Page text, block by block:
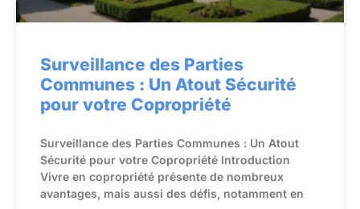
Surveillance des Parties
Communes : Un Atout Sécurité
pour votre Copropriété
Surveillance des Parties Communes : Un Atout
Sécurité pour votre Copropriété Introduction
Vivre en copropriété présente de nombreux
avantages, mais aussi des défis, notamment en